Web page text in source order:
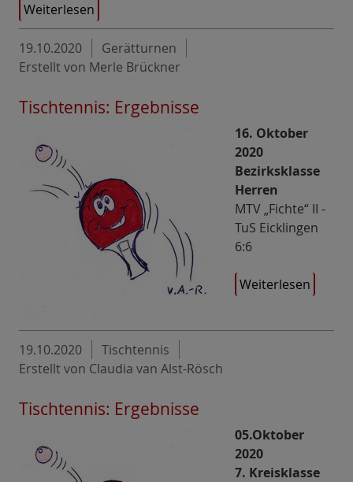
Weiterlesen
19.10.2020
Gerätturnen
Erstellt von Merle Brückner
Tischtennis: Ergebnisse
16. Oktober
2020
Bezirksklasse
Herren
MTV „Fichte“ II -
TuS Eicklingen
6:6
Weiterlesen
19.10.2020
Tischtennis
Erstellt von Claudia van Alst-Rösch
Tischtennis: Ergebnisse
05.Oktober
2020
7. Kreisklasse